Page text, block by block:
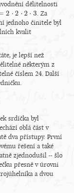
dělitelnosti
2 ⋅ 2 ⋅ 2 ⋅ 3
⋅ 2⋅ 2⋅ 3
. Za
jednoho činitele byl
kvalit
je lepší než
některým z
číslem 24. Další
srdíčka byl
oblá část v
dva přístupy. První
řešení a také
zjednodušil -- šlo
přesně v úrovni
a dvou